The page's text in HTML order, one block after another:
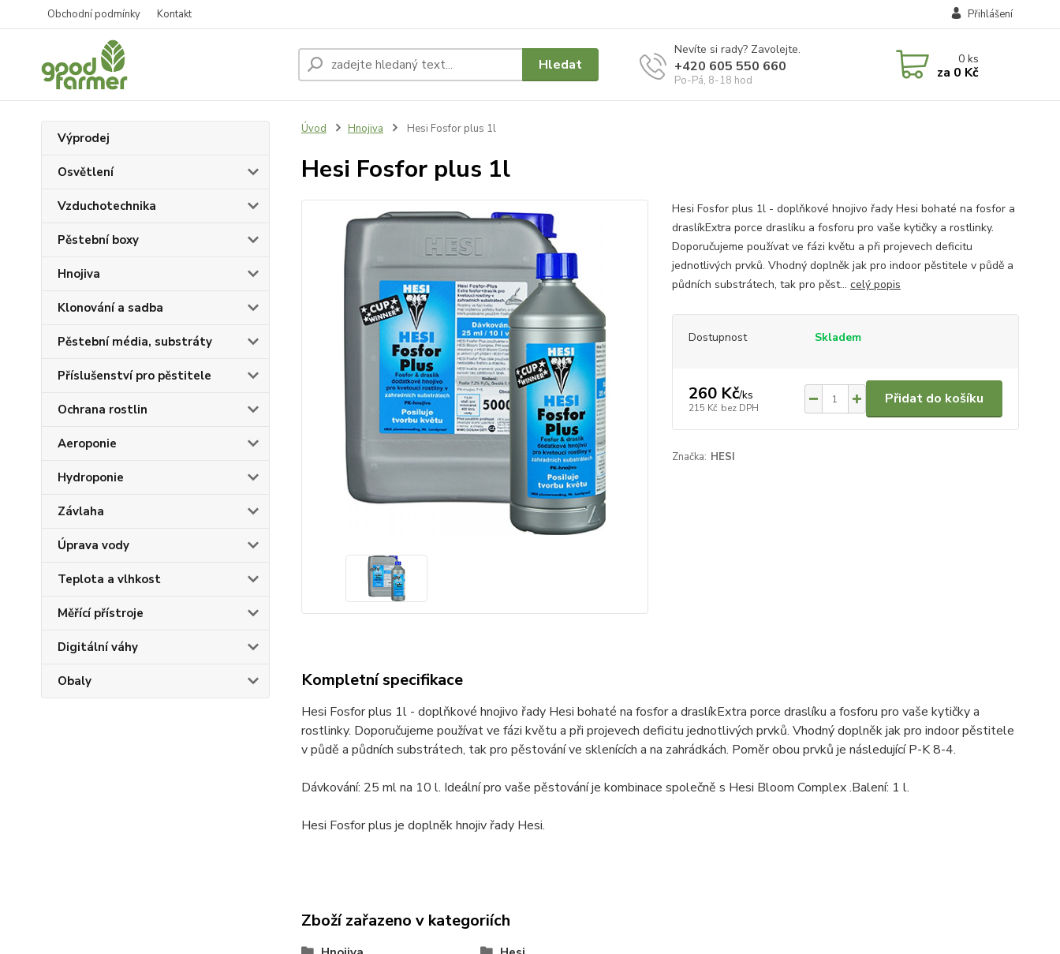
Obchodní podmínky Kontakt Přihlášení
Hledat
Nevíte si rady? Zavolejte.
+420 605 550 660
Po-Pá, 8-18 hod
0ks
za 0 Kč
Výprodej
Osvětlení
Vzduchotechnika
Pěstební boxy
Hnojiva
Klonování a sadba
Pěstební média, substráty
Příslušenství pro pěstitele
Ochrana rostlin
Aeroponie
Hydroponie
Závlaha
Úprava vody
Teplota a vlhkost
Měřící přístroje
Digitální váhy
Obaly
Úvod Hnojiva Hesi Fosfor plus 1l
Hesi Fosfor plus 1l
Hesi Fosfor plus 1l - doplňkové hnojivo řady Hesi bohaté na fosfor a
draslíkExtra porce draslíku a fosforu pro vaše kytičky a rostlinky.
Doporučujeme používat ve fázi květu a při projevech deficitu
jednotlivých prvků. Vhodný doplněk jak pro indoor pěstitele v půdě a
půdních substrátech, tak pro pěst... celý popis
Dostupnost Skladem
260 Kč/ks
215 Kč bez DPH
Přidat do košíku
Značka: HESI
Kompletní specifikace
Hesi Fosfor plus 1l - doplňkové hnojivo řady Hesi bohaté na fosfor a draslíkExtra porce draslíku a fosforu pro vaše kytičky a
rostlinky. Doporučujeme používat ve fázi květu a při projevech deficitu jednotlivých prvků. Vhodný doplněk jak pro indoor pěstitele
v půdě a půdních substrátech, tak pro pěstování ve sklenících a na zahrádkách. Poměr obou prvků je následující P-K 8-4.
Dávkování: 25 ml na 10 l. Ideální pro vaše pěstování je kombinace společně s Hesi Bloom Complex .Balení: 1 l.
Hesi Fosfor plus je doplněk hnojiv řady Hesi.
Zboží zařazeno v kategoriích